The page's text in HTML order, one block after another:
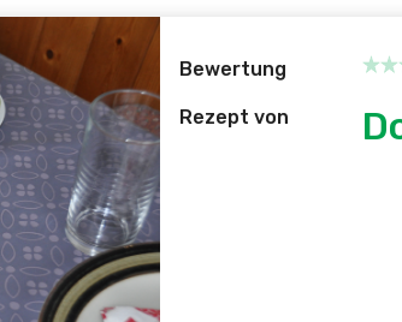
Bewertung
Rezept von